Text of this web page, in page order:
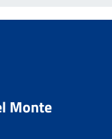
Monte